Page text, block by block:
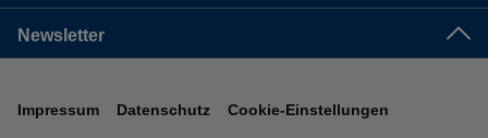
Newsletter
Impressum Datenschutz Cookie-Einstellungen